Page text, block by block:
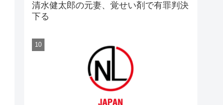
清水健太郎の元妻、覚せい剤で有罪判決
下る